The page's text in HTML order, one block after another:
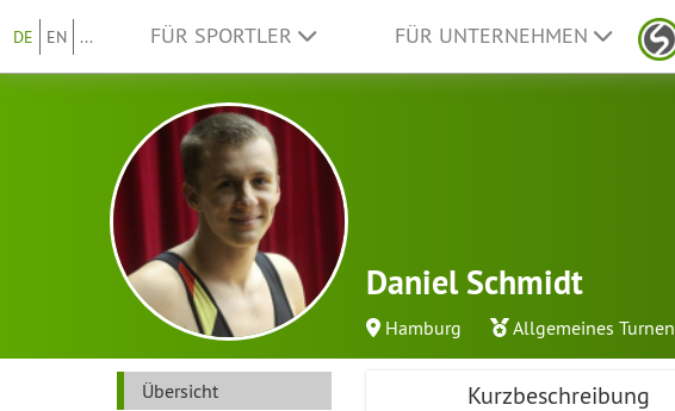
DE EN ... FÜR SPORTLER FÜR UNTERNEHMEN
Daniel Schmidt
Hamburg Allgemeines Turnen
Übersicht
Kurzbeschreibung